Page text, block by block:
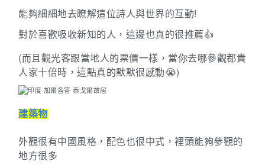
能夠細細地去瞭解這位詩人與世界的互動!
對於喜歡吸收新知的人，這邊也真的很推薦👍
(而且觀光客跟當地人的票價一樣，當你去哪參觀都貴
人家十倍時，這點真的默默很感動😭)
建築物
外觀很有中國風格，配色也很中式，裡頭能夠參觀的
地方很多